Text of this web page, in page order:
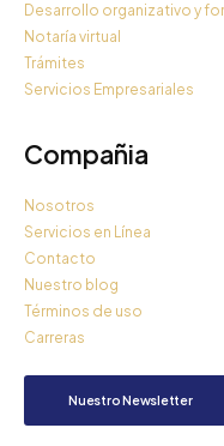
Desarrollo organizativo y
Notaría virtual
Trámites
Servicios Empresariales
Compañia
Nosotros
Servicios en Línea
Contacto
Nuestro blog
Términos de uso
Carreras
Nuestro Newsletter